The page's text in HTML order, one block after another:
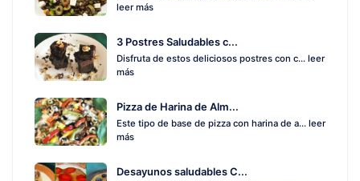
leer más
3 Postres Saludables c...
Disfruta de estos deliciosos postres con c... leer
más
Pizza de Harina de Alm...
Este tipo de base de pizza con harina de a... leer
más
Desayunos saludables C...